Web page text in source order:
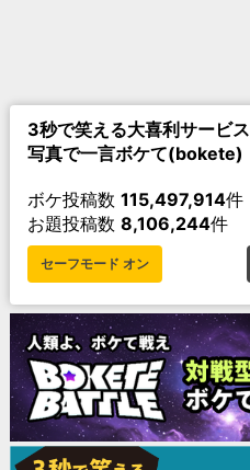
3秒で笑える大喜利サービス
写真で一言ボケて(bokete)
ボケ投稿数 115,497,914件
お題投稿数 8,106,244件
セーフモード オン